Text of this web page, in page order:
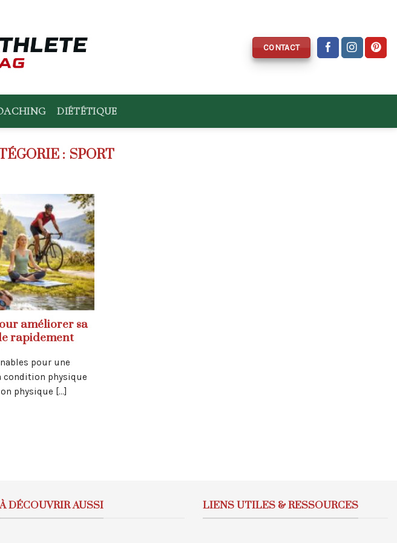
CONTACT
DIÉTÉTIQUE
SPORT
améliorer sa
rapidement
pour une
condition physique
physique [...]
À DÉCOUVRIR AUSSI LIENS UTILES & RESSOURCES